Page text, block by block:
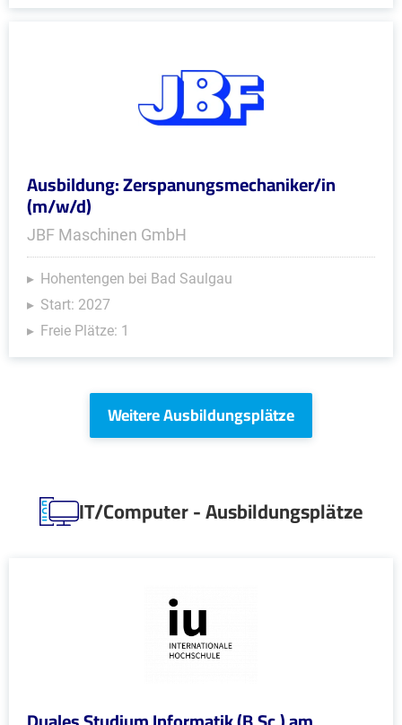
Ausbildung: Zerspanungsmechaniker/in
(m/w/d)
JBF Maschinen GmbH
Hohentengen bei Bad Saulgau
Start: 2027
Freie Plätze: 1
Weitere Ausbildungsplätze
IT/Computer - Ausbildungsplätze